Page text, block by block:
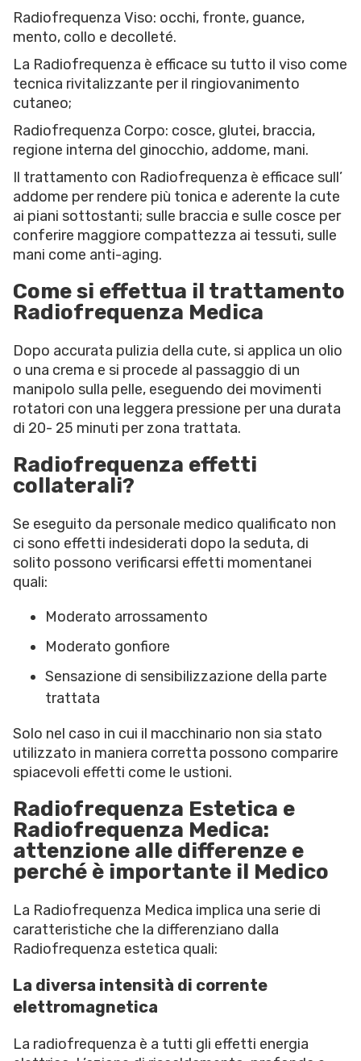
Radiofrequenza Viso: occhi, fronte, guance,
mento, collo e decolleté.
La Radiofrequenza è efficace su tutto il viso come
tecnica rivitalizzante per il ringiovanimento
cutaneo;
Radiofrequenza Corpo: cosce, glutei, braccia,
regione interna del ginocchio, addome, mani.
Il trattamento con Radiofrequenza è efficace sull’
addome per rendere più tonica e aderente la cute
ai piani sottostanti; sulle braccia e sulle cosce per
conferire maggiore compattezza ai tessuti, sulle
mani come anti-aging.
Come si effettua il trattamento
Radiofrequenza Medica
Dopo accurata pulizia della cute, si applica un olio
o una crema e si procede al passaggio di un
manipolo sulla pelle, eseguendo dei movimenti
rotatori con una leggera pressione per una durata
di 20- 25 minuti per zona trattata.
Radiofrequenza effetti
collaterali?
Se eseguito da personale medico qualificato non
ci sono effetti indesiderati dopo la seduta, di
solito possono verificarsi effetti momentanei
quali:
Moderato arrossamento
Moderato gonfiore
Sensazione di sensibilizzazione della parte
trattata
Solo nel caso in cui il macchinario non sia stato
utilizzato in maniera corretta possono comparire
spiacevoli effetti come le ustioni.
Radiofrequenza Estetica e
Radiofrequenza Medica:
attenzione alle differenze e
perché è importante il Medico
La Radiofrequenza Medica implica una serie di
caratteristiche che la differenziano dalla
Radiofrequenza estetica quali:
La diversa intensità di corrente
elettromagnetica
La radiofrequenza è a tutti gli effetti energia